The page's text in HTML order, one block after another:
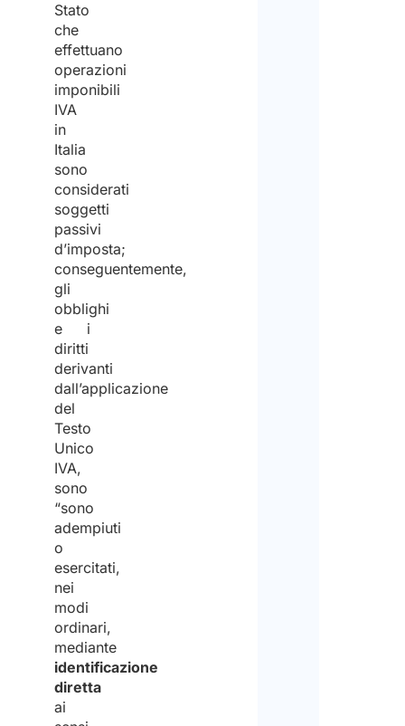
Stato
che
effettuano
operazioni
imponibili
IVA
in
Italia
sono
considerati
soggetti
passivi
d’imposta;
conseguentemente,
gli
obblighi
e i
diritti
derivanti
dall’applicazione
del
Testo
Unico
IVA,
sono
“sono
adempiuti
o
esercitati,
nei
modi
ordinari,
mediante
identificazione
diretta
ai